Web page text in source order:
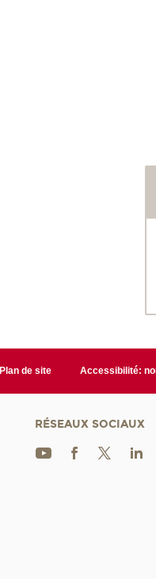
Plan de site Accessibilité:
RÉSEAUX SOCIAUX